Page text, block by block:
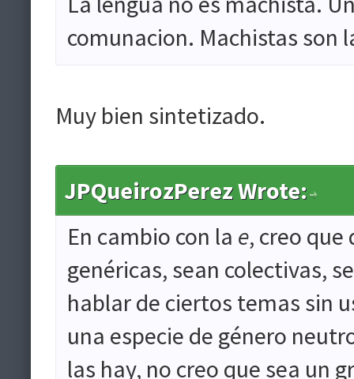
comunacion. Machistas son
Muy bien sintetizado.
JPQueirozPerez Wrote:
En cambio con la e, creo
genéricas, sean colectivas,
hablar de ciertos temas sin
una especie de género
las hay, no creo que sea un